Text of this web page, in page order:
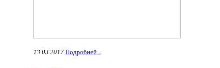
13.03.2017 Подробней...